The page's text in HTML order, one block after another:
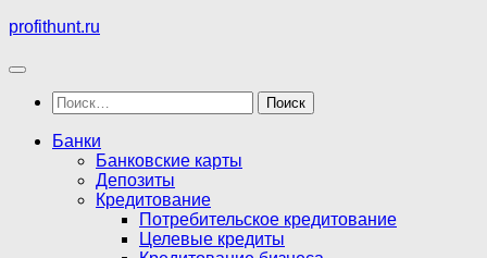
Перейти
содержимому
profithunt.ru
Найти:
Банки
Банковские карты
Депозиты
Кредитование
Потребительское кредитование
Целевые кредиты